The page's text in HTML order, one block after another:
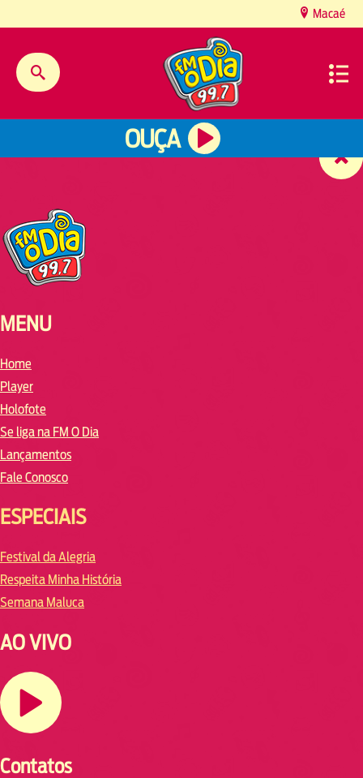
Macaé
OUÇA
MENU
Home
Player
Holofote
Se liga na FM O Dia
Lançamentos
Fale Conosco
ESPECIAIS
Festival da Alegria
Respeita Minha História
Semana Maluca
AO VIVO
Contatos